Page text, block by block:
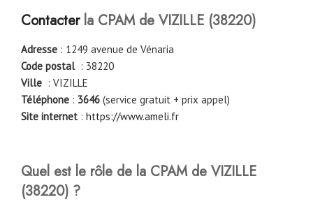
Contacterla CPAM de VIZILLE (38220)
Adresse : 1249 avenue de Vénaria
Code postal: 38220
Ville : VIZILLE
Téléphone : 3646 (service gratuit + prix appel)
Site internet : https://www.ameli.fr
Quel est le rôle de la CPAM de VIZILLE
(38220) ?